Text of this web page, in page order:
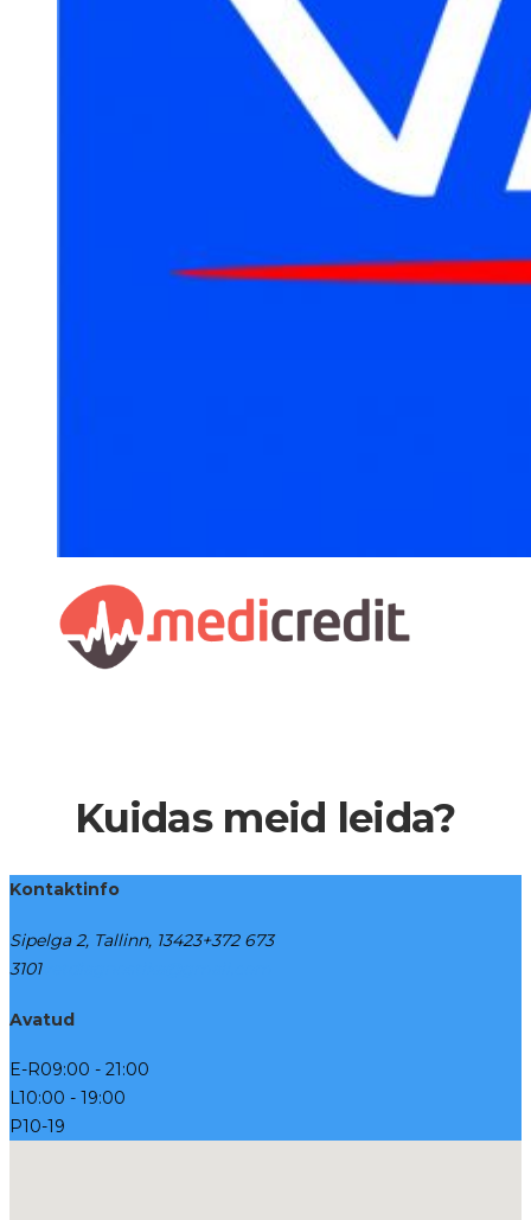
Kuidas meid leida?
Kontaktinfo
Sipelga 2, Tallinn, 13423+372 673
3101vetdiagnostika@gmail.com
Avatud
E-R09:00 - 21:00
L10:00 - 19:00
P10-19